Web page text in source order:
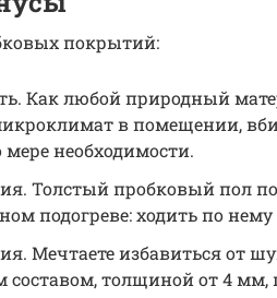
покрытий:
Как любой природный
в помещении,
мере необходимости.
Толстый пробковый пол
подогреве: ходить по
Мечтаете избавиться от
толщиной от 4 мм,